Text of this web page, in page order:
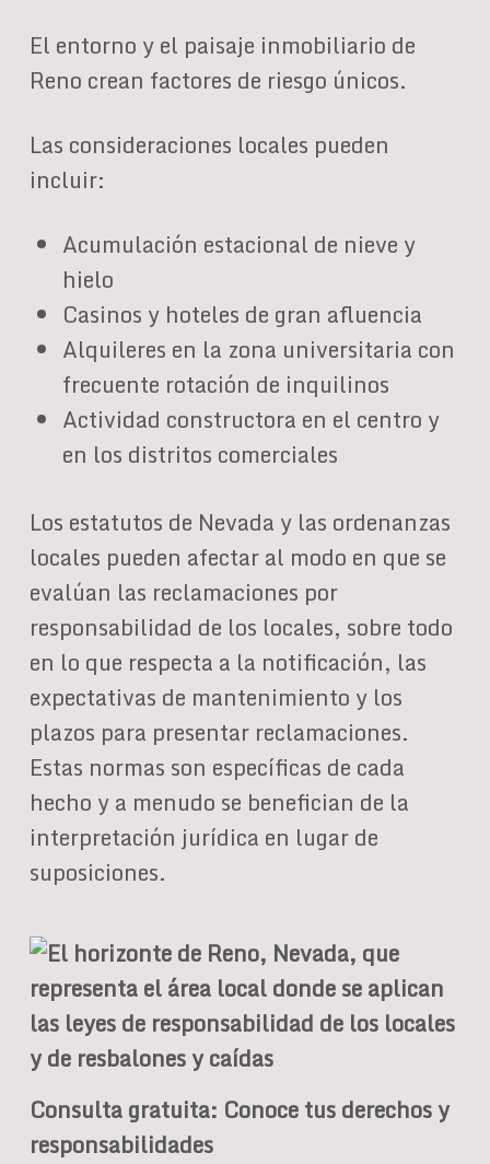
El entorno y el paisaje inmobiliario de
Reno crean factores de riesgo únicos.
Las consideraciones locales pueden
incluir:
Acumulación estacional de nieve y
hielo
Casinos y hoteles de gran afluencia
Alquileres en la zona universitaria con
frecuente rotación de inquilinos
Actividad constructora en el centro y
en los distritos comerciales
Los estatutos de Nevada y las ordenanzas
locales pueden afectar al modo en que se
evalúan las reclamaciones por
responsabilidad de los locales, sobre todo
en lo que respecta a la notificación, las
expectativas de mantenimiento y los
plazos para presentar reclamaciones.
Estas normas son específicas de cada
hecho y a menudo se benefician de la
interpretación jurídica en lugar de
suposiciones.
Consulta gratuita: Conoce tus derechos y
responsabilidades